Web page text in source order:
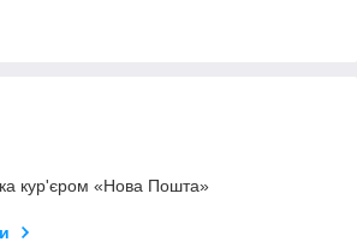
кур'єром «Нова Пошта»